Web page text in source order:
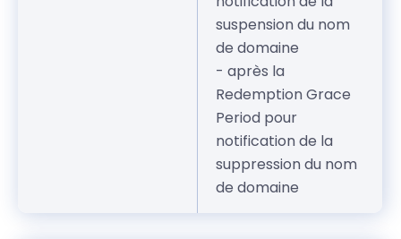
suspension du nom
de domaine
- après la
Redemption Grace
Period pour
notification de la
suppression du nom
de domaine